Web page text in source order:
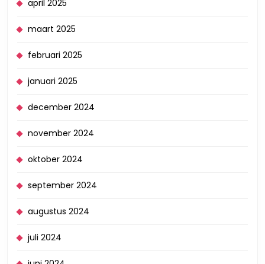
april 2025
maart 2025
februari 2025
januari 2025
december 2024
november 2024
oktober 2024
september 2024
augustus 2024
juli 2024